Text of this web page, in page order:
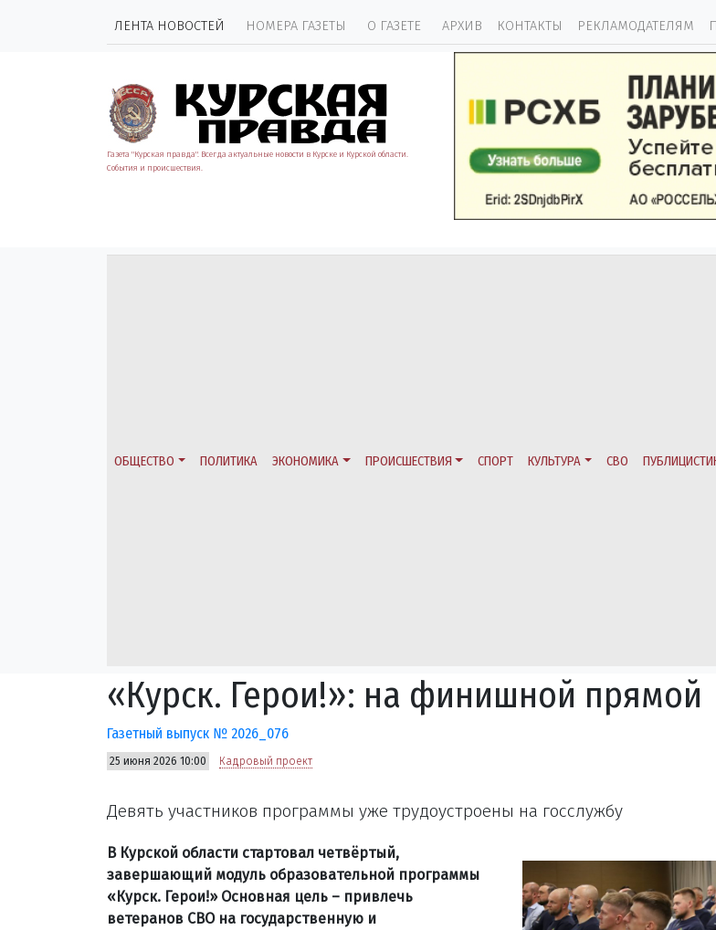
ЛЕНТА НОВОСТЕЙ НОМЕРА ГАЗЕТЫ О ГАЗЕТЕ АРХИВ КОНТАКТЫ РЕКЛАМОДАТЕЛЯМ
Газета "Курская правда". Всегда актуальные новости в Курске и Курской области.
События и происшествия.
ОБЩЕСТВО ПОЛИТИКА ЭКОНОМИКА ПРОИСШЕСТВИЯ СПОРТ КУЛЬТУРА СВО
«Курск. Герои!»: на финишной прямой
Газетный выпуск № 2026_076
25 июня 2026 10:00 Кадровый проект
Девять участников программы уже трудоустроены на госслужбу
В Курской области стартовал четвёртый,
завершающий модуль образовательной программы
«Курск. Герои!» Основная цель – привлечь
ветеранов СВО на государственную и